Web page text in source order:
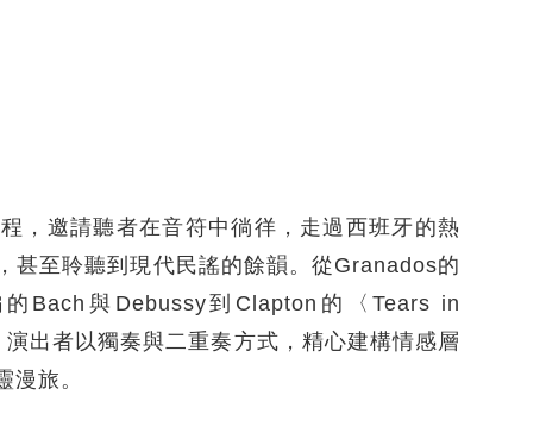
，邀請聽者在音符中徜徉，走過西班牙的熱
甚至聆聽到現代民謠的餘韻。從Granados的
Bach與Debussy到Clapton的〈Tears in
出者以獨奏與二重奏方式，精心建構情感層
漫旅。